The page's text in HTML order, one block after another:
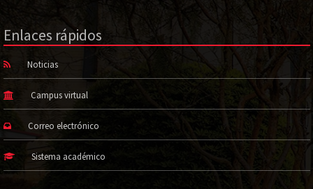
Enlaces rápidos
Noticias
Campus virtual
Correo electrónico
Sistema académico